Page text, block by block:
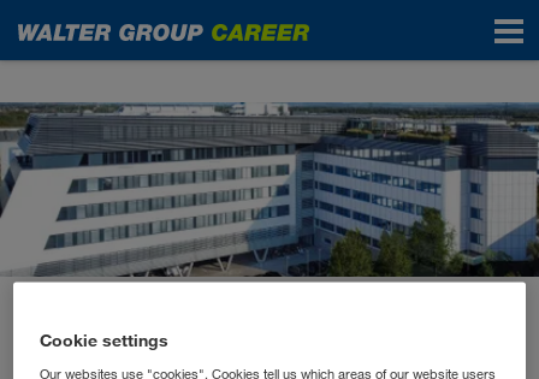
News
Auszeichnung für
Cookie settings
Our websites use "cookies". Cookies tell us which areas of our website users